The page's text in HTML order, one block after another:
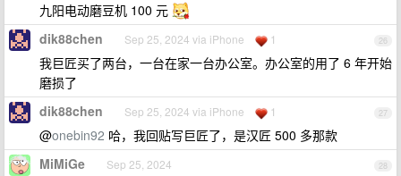
九阳电动磨豆机 100 元
26
dik88chen Sep 25, 2024 via iPhone 1
我巨匠买了两台，一台在家一台办公室。办公室的用了 6 年开始
磨损了
27
dik88chen Sep 25, 2024 via iPhone 1
@onebin92 哈，我回贴写巨匠了，是汉匠 500 多那款
28
MiMiGe Sep 25, 2024